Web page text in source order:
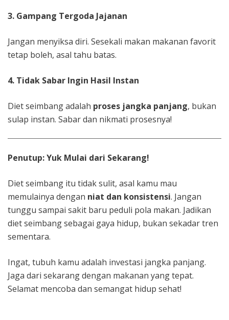
3. Gampang Tergoda Jajanan
Jangan menyiksa diri. Sesekali makan makanan favorit
tetap boleh, asal tahu batas.
4. Tidak Sabar Ingin Hasil Instan
Diet seimbang adalah proses jangka panjang, bukan
sulap instan. Sabar dan nikmati prosesnya!
Penutup: Yuk Mulai dari Sekarang!
Diet seimbang itu tidak sulit, asal kamu mau
memulainya dengan niat dan konsistensi. Jangan
tunggu sampai sakit baru peduli pola makan. Jadikan
diet seimbang sebagai gaya hidup, bukan sekadar tren
sementara.
Ingat, tubuh kamu adalah investasi jangka panjang.
Jaga dari sekarang dengan makanan yang tepat.
Selamat mencoba dan semangat hidup sehat!